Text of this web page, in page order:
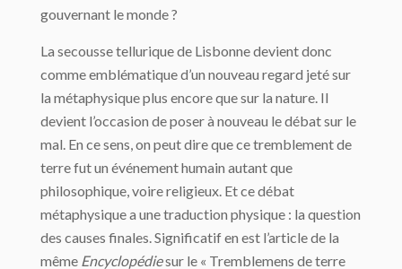
gouvernant le monde ?
La secousse tellurique de Lisbonne devient donc
comme emblématique d’un nouveau regard jeté sur
la métaphysique plus encore que sur la nature. Il
devient l’occasion de poser à nouveau le débat sur le
mal. En ce sens, on peut dire que ce tremblement de
terre fut un événement humain autant que
philosophique, voire religieux. Et ce débat
métaphysique a une traduction physique : la question
des causes finales. Significatif en est l’article de la
même Encyclopédiesur le « Tremblemens de terre